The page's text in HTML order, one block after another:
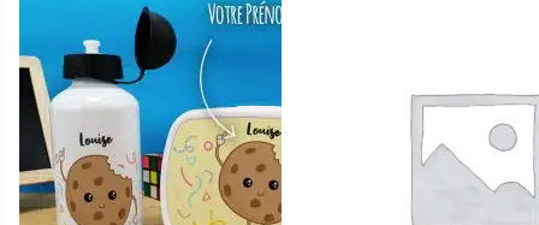
déchire”- cadeau